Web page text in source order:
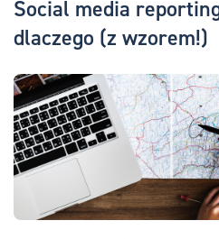
Social media
dlaczego (z wzorem!)